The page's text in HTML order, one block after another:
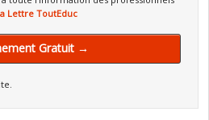
Lettre ToutEduc
Gratuit →